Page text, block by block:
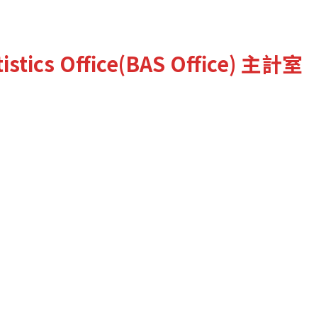
Office(BAS Office) 主計室